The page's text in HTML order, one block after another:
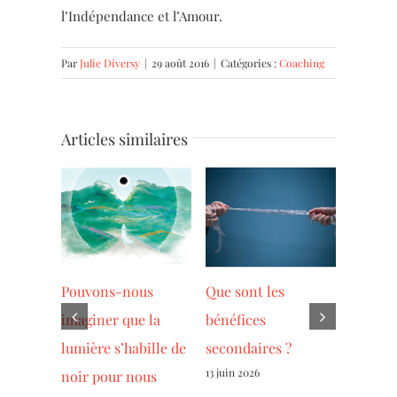
l’Indépendance et l’Amour.
ParJulie Diversy | 29 août 2016 | Catégories :Coaching
Articles similaires
Pouvons-nous
imaginer que la
lumière s’habille de
noir pour nous
Que sont les
bénéfices
secondaires ?
13 juin 2026